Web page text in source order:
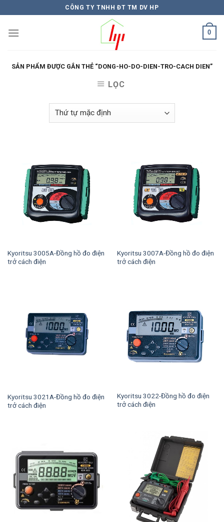
to
content
CÔNG TY TNHH ĐT TM DV HP
0
SẢN PHẨM ĐƯỢC GẮN THẺ “DONG-HO-DO-DIEN-TRO-CACH DIEN”
LỌC
Kyoritsu 3005A-Đồng hồ đo điện
trở cách điện
Kyoritsu 3007A-Đồng hồ đo điện
trở cách điện
Kyoritsu 3021A-Đồng hồ đo điện
trở cách điện
Kyoritsu 3022-Đồng hồ đo điện
trở cách điện